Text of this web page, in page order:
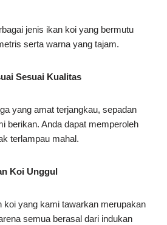
jenis ikan koi yang bermutu
serta warna yang tajam.
Sesuai Kualitas
yang amat terjangkau, sepadan
berikan. Anda dapat memperoleh
terlampau mahal.
Koi Unggul
koi yang kami tawarkan merupakan
semua berasal dari indukan